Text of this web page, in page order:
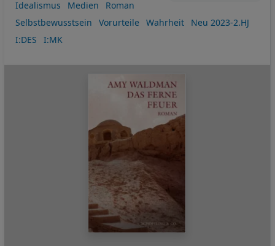
Idealismus
Medien
Roman
Selbstbewusstsein
Vorurteile Wahrheit
Neu 2023-2.HJ
I:DES
I:MK